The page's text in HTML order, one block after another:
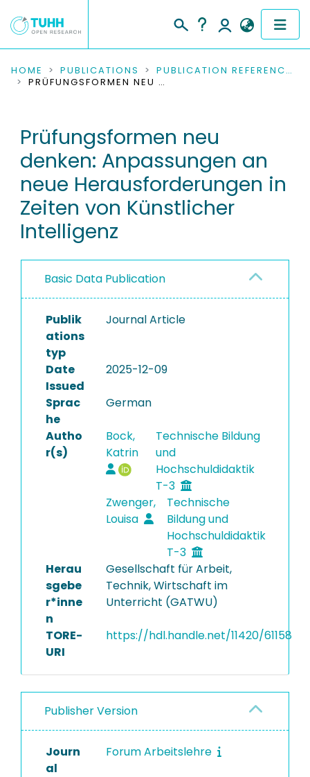
COMMUNITIES & COLLECTIONS
RESEARCH DATA
PEOPLE
INSTITUTIONS
PROJECTS
HOME PUBLICATIONS
PUBLICATION REFERENCES
PRÜFUNGSFORMEN NEU DENKEN: ANPASSUNGEN AN NEUE HERAUSFORDERUNGEN IN ZEITEN VON KÜNSTLICHER INTELLIGENZ
Prüfungsformen neu
denken: Anpassungen an
neue Herausforderungen in
Zeiten von Künstlicher
Intelligenz
Basic Data Publication
Publik
ations
typ
Journal Article
Date
Issued
2025-12-09
Sprac
he
German
Autho
r(s)
Bock,
Katrin
Technische Bildung
und
Hochschuldidaktik
T-3
Zwenger,
Louisa
Technische
Bildung und
Hochschuldidaktik
T-3
Herau
sgebe
r*inne
n
Gesellschaft für Arbeit,
Technik, Wirtschaft im
Unterricht (GATWU)
TORE-
URI
https://hdl.handle.net/11420/61158
Publisher Version
Journ
al
Forum Arbeitslehre